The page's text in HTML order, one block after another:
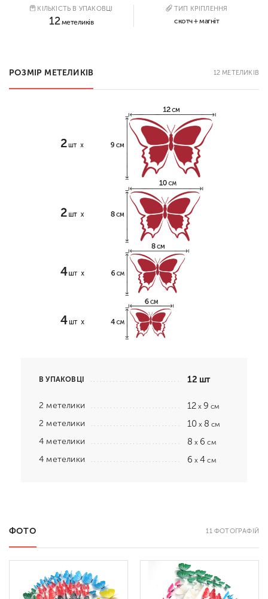
КІЛЬКІСТЬ В УПАКОВЦІ
12метеликів
ТИП КРІПЛЕННЯ
скотч + магніт
РОЗМІР МЕТЕЛИКІВ 12 МЕТЕЛИКІВ
В УПАКОВЦІ 12 шт
2 метелики 12 x9 см
2 метелики 10 x8 см
4 метелики 8 x6 см
4 метелики 6 x4 см
ФОТО 11 ФОТОГРАФІЙ